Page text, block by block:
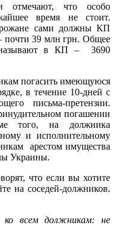
отмечают, что особо
время не стоит.
сами должны КП
почти 39 млн грн. Общее
называют в КП – 3690
погасить имеющуюся
в течение 10-дней с
письма-претензии.
погашении
того, на должника
и исполнительному
арестом имущества
Украины.
что если вы хотите
на соседей-должников.
всем должникам: не